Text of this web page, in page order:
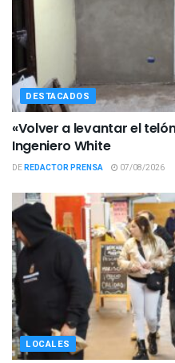
DESTACADOS
«Volver a levantar el
Ingeniero White
DEREDACTOR PRENSA 07/08/2026
LOCALES